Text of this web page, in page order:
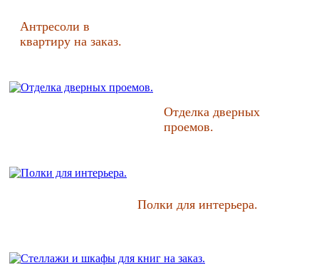
Антресоли в
квартиру на заказ.
Отделка дверных
проемов.
Полки для интерьера.